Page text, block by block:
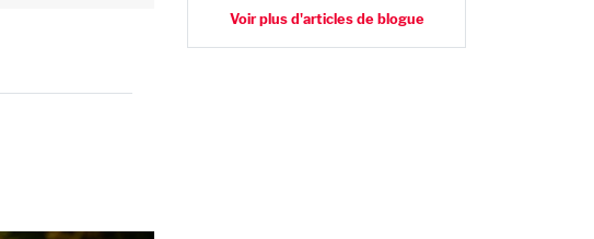
Voir plus d'articles de blogue